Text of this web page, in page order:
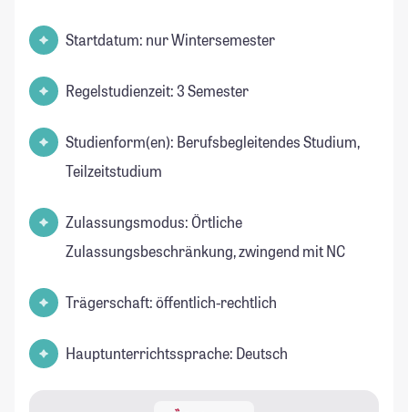
Startdatum: nur Wintersemester
Regelstudienzeit: 3 Semester
Studienform(en): Berufsbegleitendes Studium,
Teilzeitstudium
Zulassungsmodus: Örtliche
Zulassungsbeschränkung, zwingend mit NC
Trägerschaft: öffentlich-rechtlich
Hauptunterrichtssprache: Deutsch